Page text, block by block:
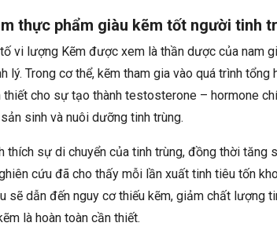
thực phẩm giàu kẽm tốt người tinh
vi lượng Kẽm được xem là thần dược của nam
lý. Trong cơ thể, kẽm tham gia vào quá trình
thiết cho sự tạo thành testosterone – hormone
sinh và nuôi dưỡng tinh trùng.
thích sự di chuyển của tinh trùng, đồng thời tăng
cứu đã cho thấy mỗi lần xuất tinh tiêu tốn
sẽ dẫn đến nguy cơ thiếu kẽm, giảm chất lượng
là hoàn toàn cần thiết.